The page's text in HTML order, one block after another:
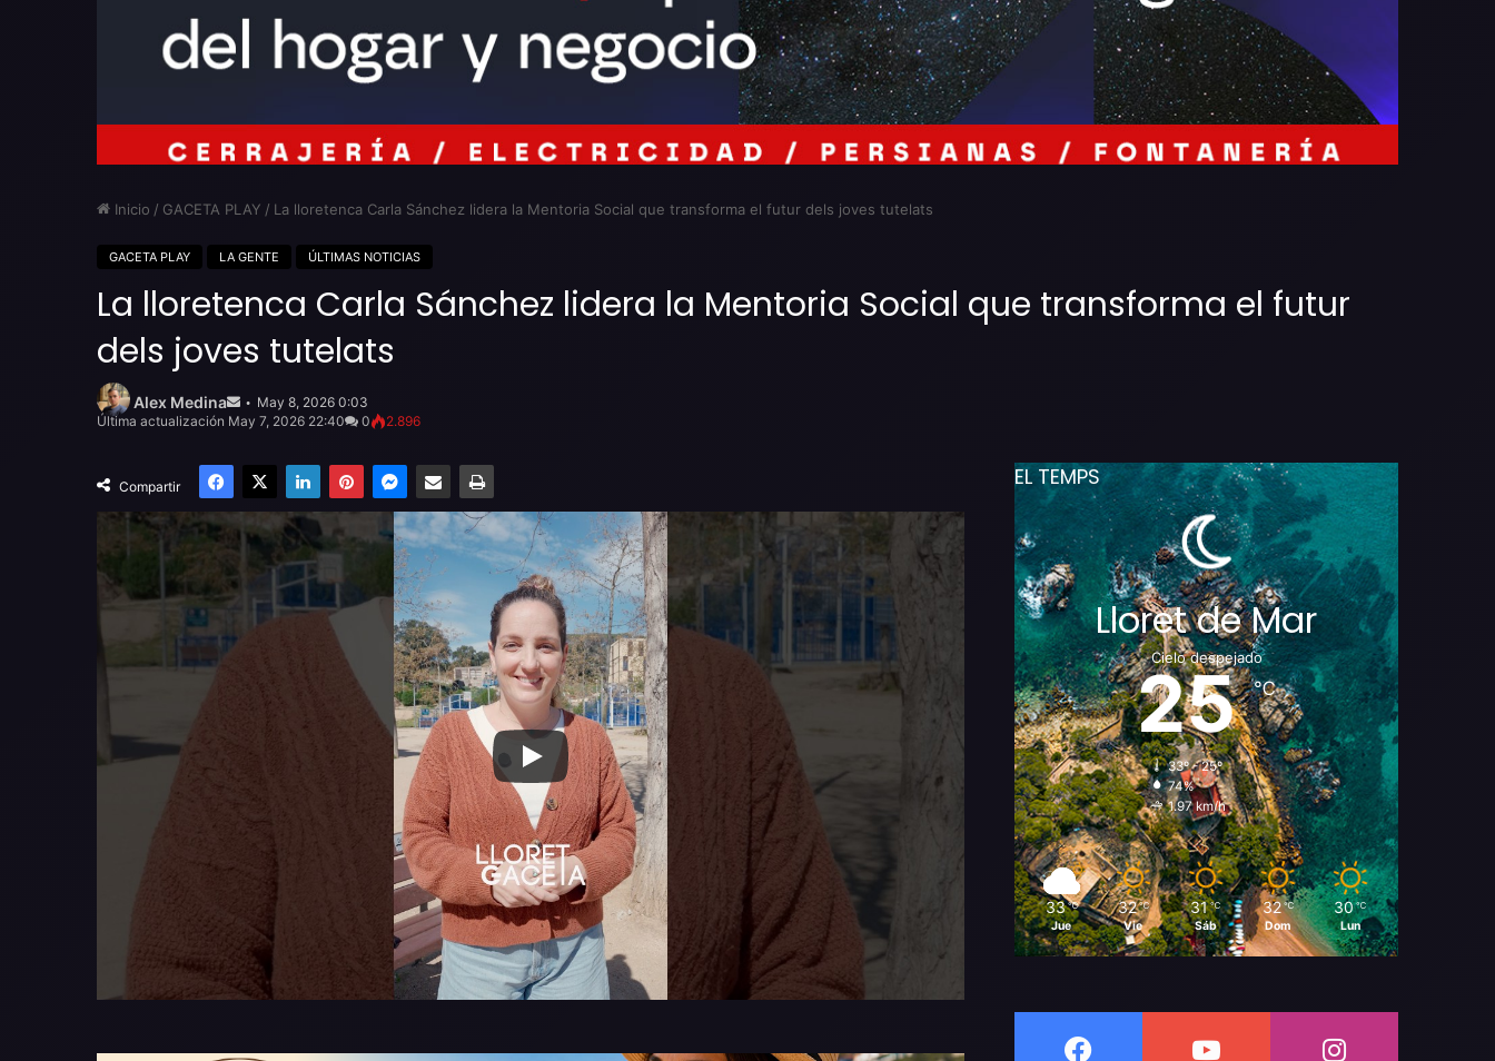
Inicio / GACETA PLAY / La lloretenca Carla Sánchez lidera la Mentoria Social que transforma el futur dels joves tutelats
GACETA PLAY LA GENTE ÚLTIMAS NOTICIAS
La lloretenca Carla Sánchez lidera la Mentoria Social que transforma el futur
dels joves tutelats
Alex Medina
emailMay 8, 2026 0:03
Última actualización May 7, 2026 22:40
0 2.896
Compartir
Facebook
X LinkedInPinterestMessenger
Compartir por email Imprimir EL TEMPS
Lloret de Mar
Cielo despejado
25℃
33º - 25º
74%
1.97 km/h
33 ℃
Jue
32 ℃
Vie
31 ℃
Sáb
32 ℃
Dom
30 ℃
Lun